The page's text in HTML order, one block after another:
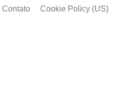
Contato Cookie Policy (US)